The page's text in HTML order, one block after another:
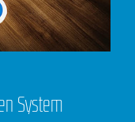
System